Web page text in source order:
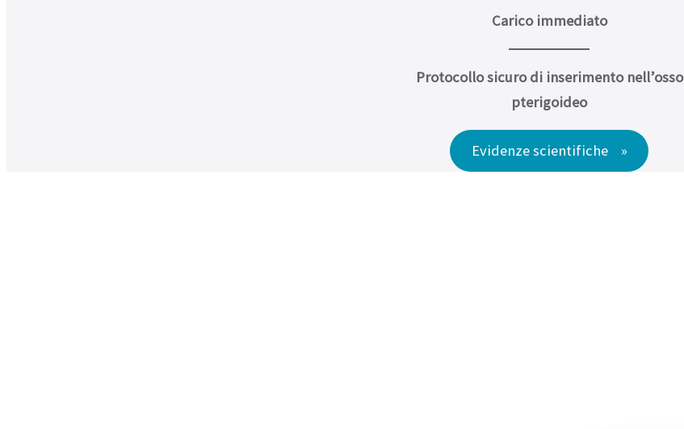
Carico immediato
Protocollo sicuro di inserimento nell’osso
pterigoideo
Evidenze scientifiche